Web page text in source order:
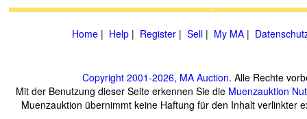
Home | Help | Register | Sell | My MA |
Copyright 2001-2026, MA Auction. Alle Rechte
Mit der Benutzung dieser Seite erkennen Sie die Muenzauktion
Muenzauktion übernimmt keine Haftung für den Inhalt verlinkter